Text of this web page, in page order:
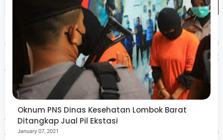
Adapun prosesi yang ditampilkan Kecamatan
Gangga adalah Pranata Adat Khitanan/Menyunat
yang dikhususkan untuk anak laki-laki yang
beranjak remaja.
Atraksi dari Kayangan yang menampilkan Pranata
Adat Bisoq Meniq yang berarti membersihkan
Oknum PNS Dinas Kesehatan Lombok Barat
Ditangkap Jual Pil Ekstasi
January 07, 2021